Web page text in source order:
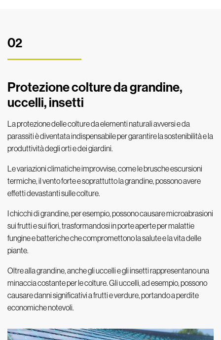
02
Protezione colture da grandine,
uccelli, insetti
La protezione delle colture da elementi naturali avversi e da
parassiti è diventata indispensabile per garantire la sostenibilità e la
produttività degli orti e dei giardini.
Le variazioni climatiche improvvise, come le brusche escursioni
termiche, il vento forte e soprattutto la grandine, possono avere
effetti devastanti sulle colture.
I chicchi di grandine, per esempio, possono causare microabrasioni
sui frutti e sui fiori, trasformandosi in porte aperte per malattie
fungine e batteriche che compromettono la salute e la vita delle
piante.
Oltre alla grandine, anche gli uccelli e gli insetti rappresentano una
minaccia costante per le colture. Gli uccelli, ad esempio, possono
causare danni significativi a frutti e verdure, portando a perdite
economiche notevoli.